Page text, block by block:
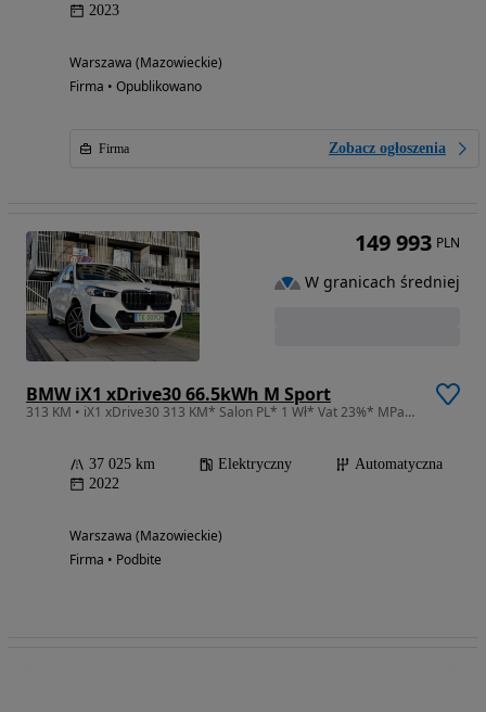
2023
Warszawa (Mazowieckie)
Firma • Opublikowano
Firma Zobacz ogłoszenia
BMW iX1 xDrive30 66.5kWh M Sport
313 KM • iX1 xDrive30 313 KM* Salon PL* 1 Wł* Vat 23%* MPakiet*
37 025 km Elektryczny
Automatyczna
2022
Warszawa (Mazowieckie)
Firma • Podbite
149 993 PLN
W granicach średniej